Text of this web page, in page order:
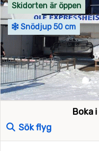
Skidorten är öppen
Snödjup 50 cm
Boka
Sök flyg